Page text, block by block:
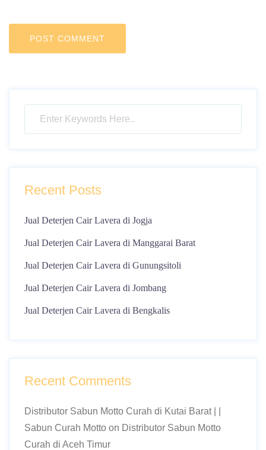
Recent Posts
Jual Deterjen Cair Lavera di Jogja
Jual Deterjen Cair Lavera di Manggarai Barat
Jual Deterjen Cair Lavera di Gunungsitoli
Jual Deterjen Cair Lavera di Jombang
Jual Deterjen Cair Lavera di Bengkalis
Recent Comments
Distributor Sabun Motto Curah di Kutai Barat | |
Sabun Curah Motto on Distributor Sabun Motto
Curah di Aceh Timur